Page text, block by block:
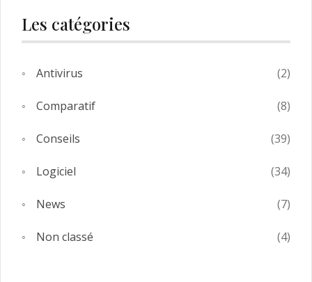
Les catégories
Antivirus (2)
Comparatif (8)
Conseils (39)
Logiciel (34)
News (7)
Non classé (4)